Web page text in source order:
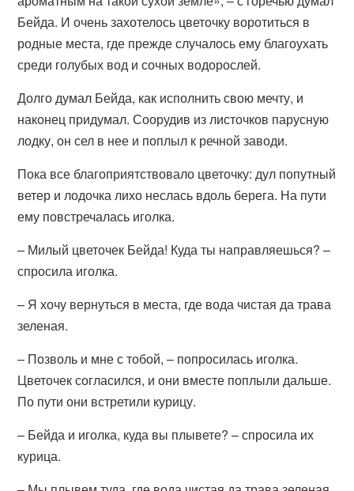
Бейда. И очень захотелось цветочку воротиться в
родные места, где прежде случалось ему благоухать
среди голубых вод и сочных водорослей.
Долго думал Бейда, как исполнить свою мечту, и
наконец придумал. Соорудив из листочков парусную
лодку, он сел в нее и поплыл к речной заводи.
Пока все благоприятствовало цветочку: дул попутный
ветер и лодочка лихо неслась вдоль берега. На пути
ему повстречалась иголка.
– Милый цветочек Бейда! Куда ты направляешься? –
спросила иголка.
– Я хочу вернуться в места, где вода чистая да трава
зеленая.
– Позволь и мне с тобой, – попросилась иголка.
Цветочек согласился, и они вместе поплыли дальше.
По пути они встретили курицу.
– Бейда и иголка, куда вы плывете? – спросила их
курица.